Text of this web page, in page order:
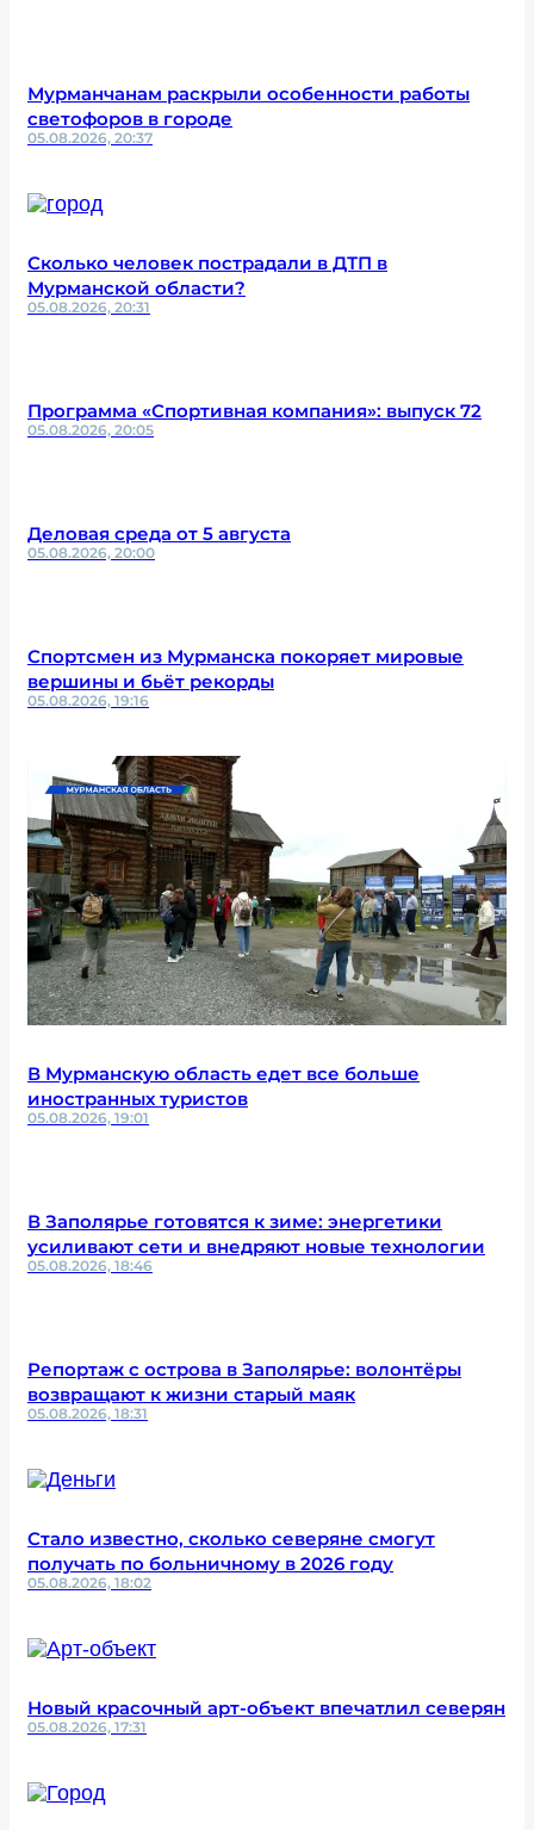
Мурманчанам раскрыли особенности работы
светофоров в городе
05.08.2026, 20:37
Сколько человек пострадали в ДТП в
Мурманской области?
05.08.2026, 20:31
Программа «Спортивная компания»: выпуск 72
05.08.2026, 20:05
Деловая среда от 5 августа
05.08.2026, 20:00
Спортсмен из Мурманска покоряет мировые
вершины и бьёт рекорды
05.08.2026, 19:16
В Мурманскую область едет все больше
иностранных туристов
05.08.2026, 19:01
В Заполярье готовятся к зиме: энергетики
усиливают сети и внедряют новые технологии
05.08.2026, 18:46
Репортаж с острова в Заполярье: волонтёры
возвращают к жизни старый маяк
05.08.2026, 18:31
Стало известно, сколько северяне смогут
получать по больничному в 2026 году
05.08.2026, 18:02
Новый красочный арт-объект впечатлил северян
05.08.2026, 17:31